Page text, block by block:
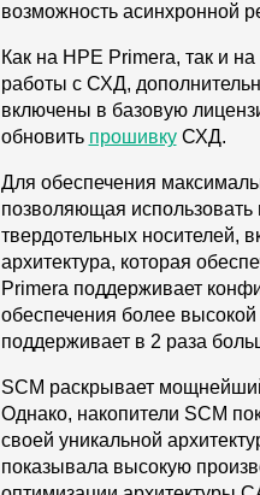
возможность асинхронной
Как на HPE Primera, так и
работы с СХД,
включены в базовую
обновить прошивкуСХД.
Для обеспечения
позволяющая использовать
твердотельных носителей,
архитектура, которая
Primera поддерживает
обеспечения более
поддерживает в 2 раза
SCM раскрывает
Однако, накопители SCM
своей уникальной
показывала высокую